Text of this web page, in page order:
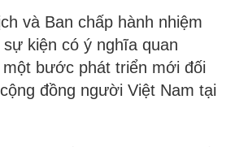
và Ban chấp hành nhiệm
sự kiện có ý nghĩa quan
bước phát triển mới đối
đồng người Việt Nam tại